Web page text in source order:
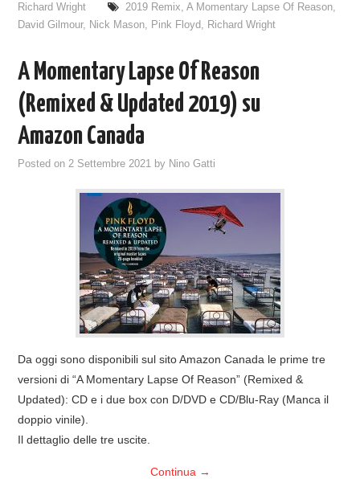
Richard Wright
2019 Remix, A Momentary Lapse Of Reason,
David Gilmour, Nick Mason, Pink Floyd, Richard Wright
A Momentary Lapse Of Reason
(Remixed & Updated 2019) su
Amazon Canada
Posted on2 Settembre 2021 by Nino Gatti
Da oggi sono disponibili sul sito Amazon Canada le prime tre
versioni di “A Momentary Lapse Of Reason” (Remixed &
Updated): CD e i due box con D/DVD e CD/Blu-Ray (Manca il
doppio vinile).
Il dettaglio delle tre uscite.
Continua →